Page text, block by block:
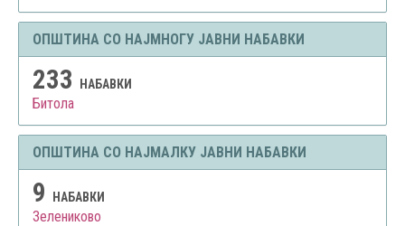
ОПШТИНА СО НАЈМНОГУ ЈАВНИ НАБАВКИ
233 НАБАВКИ
Битола
ОПШТИНА СО НАЈМАЛКУ ЈАВНИ НАБАВКИ
9 НАБАВКИ
Зелениково